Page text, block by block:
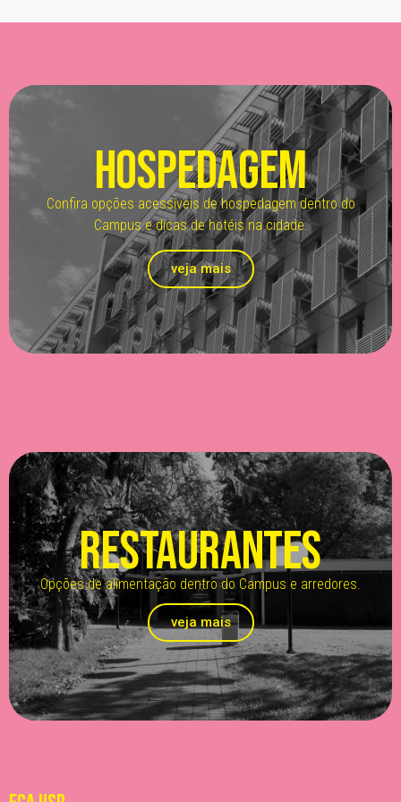
Hospedagem
Confira opções acessíveis de hospedagem dentro do
Campus e dicas de hotéis na cidade.
veja mais
RESTAURANTES
Opções de alimentação dentro do Campus e arredores.
veja mais